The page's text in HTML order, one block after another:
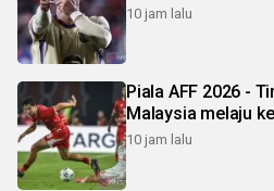
10 jam lalu
Piala AFF 2026 -
Malaysia melaju
10 jam lalu